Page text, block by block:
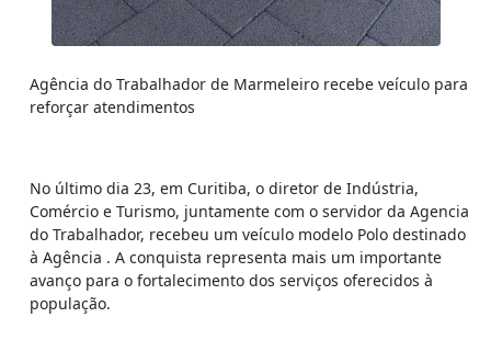
Agência do Trabalhador de Marmeleiro recebe veículo para
reforçar atendimentos
No último dia 23, em Curitiba, o diretor de Indústria,
Comércio e Turismo, juntamente com o servidor da Agencia
do Trabalhador, recebeu um veículo modelo Polo destinado
à Agência . A conquista representa mais um importante
avanço para o fortalecimento dos serviços oferecidos à
população.